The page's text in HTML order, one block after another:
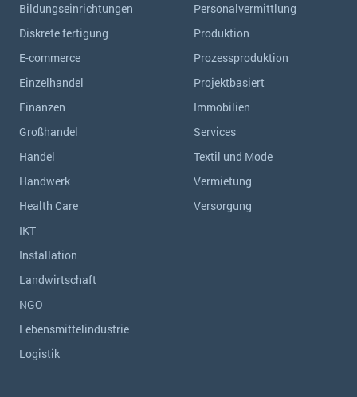
Bildungseinrichtungen
Diskrete fertigung
E-commerce
Einzelhandel
Finanzen
Großhandel
Handel
Handwerk
Health Care
IKT
Installation
Landwirtschaft
NGO
Lebensmittelindustrie
Logistik
Personalvermittlung
Produktion
Prozessproduktion
Projektbasiert
Immobilien
Services
Textil und Mode
Vermietung
Versorgung